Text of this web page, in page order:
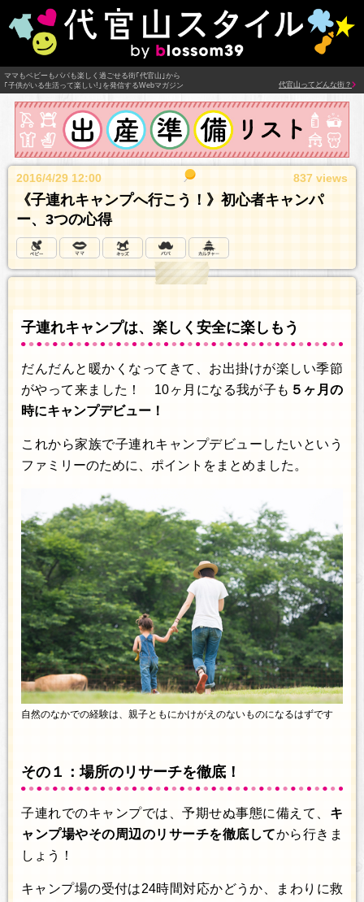
ママもベビーもパパも楽しく過ごせる街｢代官山｣から
｢子供がいる生活って楽しい!｣を発信するWebマガジン
代官山ってどんな街？
2016/4/29 12:00 837 views
《子連れキャンプへ行こう！》初心者キャンパ
ー、3つの心得
子連れキャンプは、楽しく安全に楽しもう
だんだんと暖かくなってきて、お出掛けが楽しい季節
がやって来ました！ 10ヶ月になる我が子も ５ヶ月の
時にキャンプデビュー！
これから家族で子連れキャンプデビューしたいという
ファミリーのために、ポイントをまとめました。
自然のなかでの経験は、親子ともにかけがえのないものになるはずです
その１：場所のリサーチを徹底！
子連れでのキャンプでは、予期せぬ事態に備えて、 キ
ャンプ場やその周辺のリサーチを徹底してから行きま
しょう！
キャンプ場の受付は24時間対応かどうか、まわりに救